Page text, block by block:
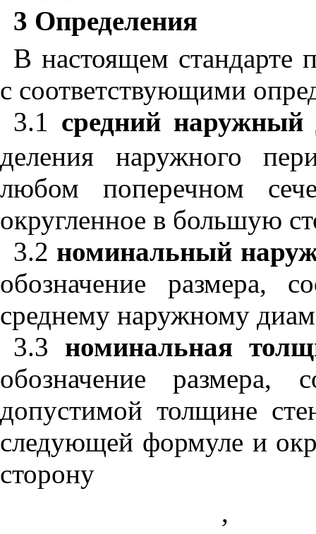
3 Определения
В настоящем
с соответствующими
3.1 средний наружный
деления наружного
любом поперечном
округленное в большую
3.2 номинальный
обозначение размера,
среднему наружному
3.3 номинальная
обозначение размера,
допустимой толщине
следующей формуле и
сторону
,